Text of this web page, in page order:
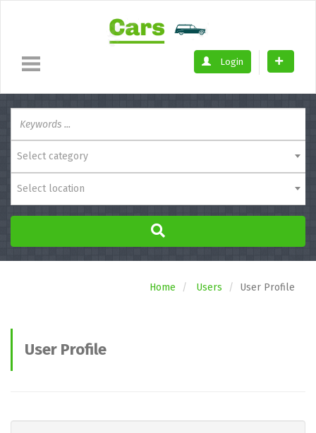
Login
Select category
Select location
Home Users User Profile
User Profile